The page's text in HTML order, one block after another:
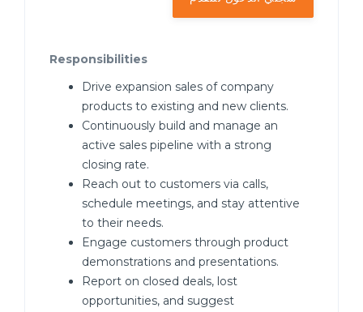
Responsibilities
Drive expansion sales of company
products to existing and new clients.
Continuously build and manage an
active sales pipeline with a strong
closing rate.
Reach out to customers via calls,
schedule meetings, and stay attentive
to their needs.
Engage customers through product
demonstrations and presentations.
Report on closed deals, lost
opportunities, and suggest